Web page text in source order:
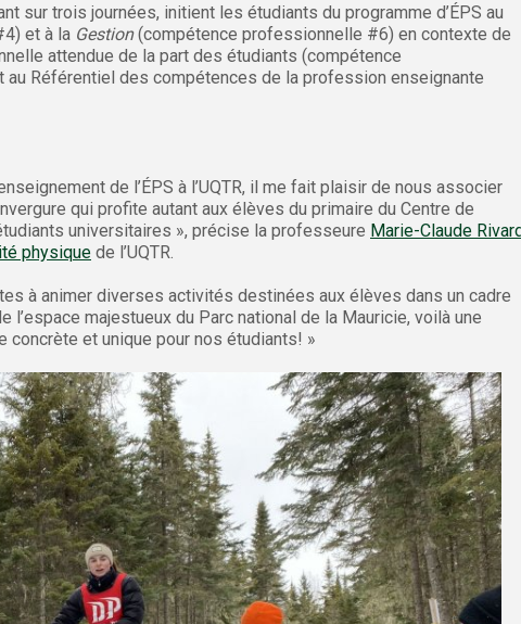
sur trois journées, initient les étudiants du programme d’ÉPS au
et à la Gestion(compétence professionnelle #6) en contexte de
attendue de la part des étudiants (compétence
Référentiel des compétences de la profession enseignante
de l’ÉPS à l’UQTR, il me fait plaisir de nous associer
qui profite autant aux élèves du primaire du Centre de
universitaires », précise la professeure Marie-Claude
physique de l’UQTR.
à animer diverses activités destinées aux élèves dans un cadre
l’espace majestueux du Parc national de la Mauricie, voilà une
et unique pour nos étudiants! »